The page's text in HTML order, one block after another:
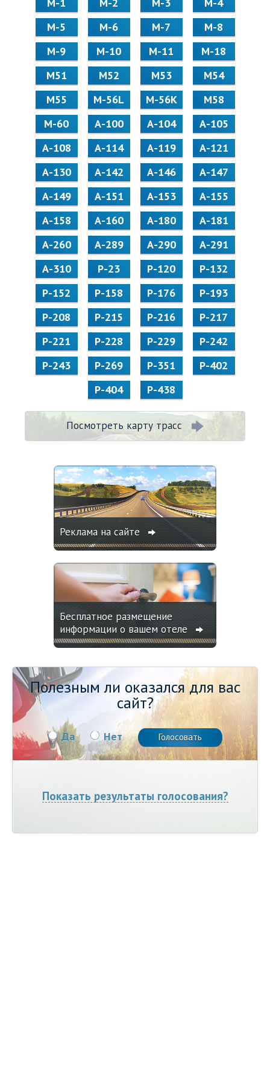
М-5
М-6 М-7
М-8
М-9
М-10 М-11
М-18
М51
М52 М53
М54
М55
M-56L M-56K
М58
M-60
А-100 А-104
А-105
А-108
А-114 А-119
А-121
А-130
А-142 А-146
А-147
А-149
А-151 А-153
А-155
А-158
А-160 А-180
А-181
А-260
А-289 А-290
А-291
А-310
Р-23 Р-120
Р-132
Р-152
Р-158 Р-176
Р-193
Р-208
Р-215 Р-216
Р-217
Р-221
Р-228 Р-229
Р-242
Р-243
Р-269 Р-351
Р-402
Р-404
Р-438
Посмотреть карту трасс
Реклама на сайте
Бесплатное размещение
информации о вашем отеле
Полезным ли оказался для вас
сайт?
Да Нет
Показать результаты голосования?